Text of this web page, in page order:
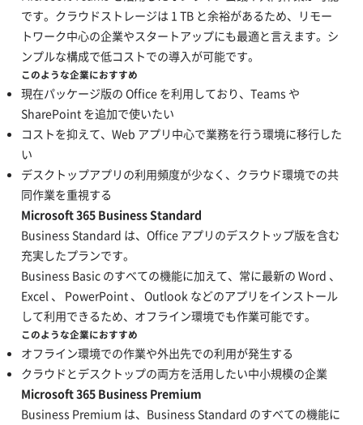
です。クラウドストレージは 1 TB と余裕があるため、リモー
トワーク中心の企業やスタートアップにも最適と言えます。シ
ンプルな構成で低コストでの導入が可能です。
このような企業におすすめ
現在パッケージ版の Office を利用しており、Teams や
SharePoint を追加で使いたい
コストを抑えて、Web アプリ中心で業務を行う環境に移行した
い
デスクトップアプリの利用頻度が少なく、クラウド環境での共
同作業を重視する
Microsoft 365 Business Standard
Business Standard は、Office アプリのデスクトップ版を含む
充実したプランです。
Business Basic のすべての機能に加えて、常に最新の Word 、
Excel 、 PowerPoint 、 Outlook などのアプリをインストール
して利用できるため、オフライン環境でも作業可能です。
このような企業におすすめ
オフライン環境での作業や外出先での利用が発生する
クラウドとデスクトップの両方を活用したい中小規模の企業
Microsoft 365 Business Premium
Business Premium は、Business Standard のすべての機能に